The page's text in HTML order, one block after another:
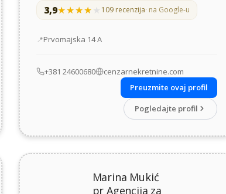
3,9★★★★★
★★★★★ 109 recenzija· na Google-u
Adresa
Prvomajska 14 А
+381 24600680
cenzarnekretnine.com
Preuzmite ovaj profil
Pogledajte profil
Marina Mukić
pr Agencija za